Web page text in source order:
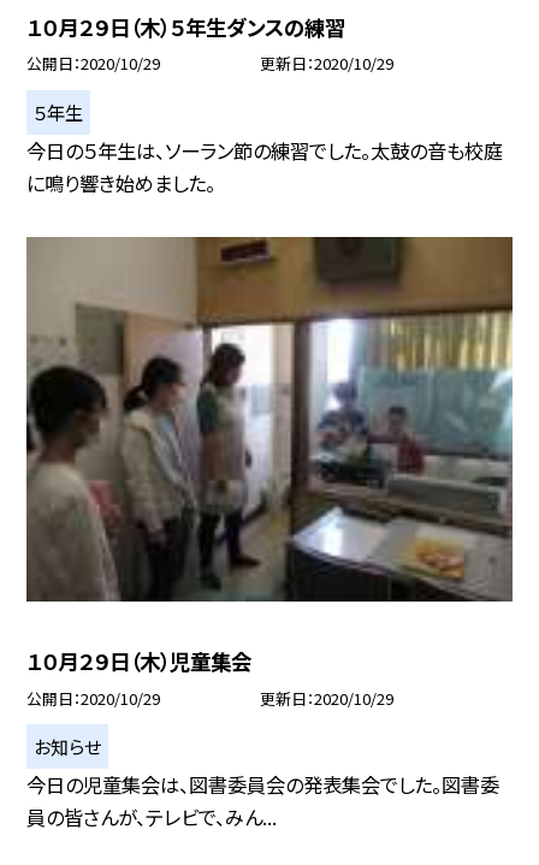
１０月２９日（木）５年生ダンスの練習
公開日 2020/10/29 更新日 2020/10/29
５年生
今日の５年生は、ソーラン節の練習でした。太鼓の音も校庭
に鳴り響き始めました。
１０月２９日（木）児童集会
公開日 2020/10/29 更新日 2020/10/29
お知らせ
今日の児童集会は、図書委員会の発表集会でした。図書委
員の皆さんが、テレビで、みん...